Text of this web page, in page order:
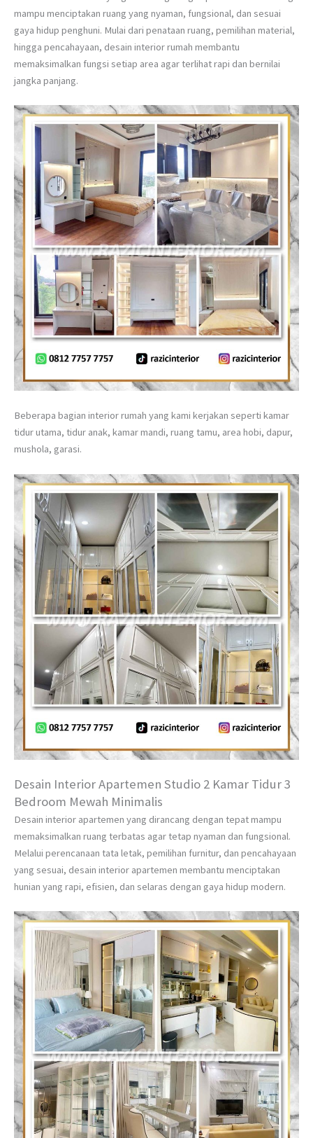
mampu menciptakan ruang yang nyaman, fungsional, dan sesuai
gaya hidup penghuni. Mulai dari penataan ruang, pemilihan material,
hingga pencahayaan, desain interior rumah membantu
memaksimalkan fungsi setiap area agar terlihat rapi dan bernilai
jangka panjang.
Beberapa bagian interior rumah yang kami kerjakan seperti kamar
tidur utama, tidur anak, kamar mandi, ruang tamu, area hobi, dapur,
mushola, garasi.
Desain Interior Apartemen Studio 2 Kamar Tidur 3
Bedroom Mewah Minimalis
Desain interior apartemen yang dirancang dengan tepat mampu
memaksimalkan ruang terbatas agar tetap nyaman dan fungsional.
Melalui perencanaan tata letak, pemilihan furnitur, dan pencahayaan
yang sesuai, desain interior apartemen membantu menciptakan
hunian yang rapi, efisien, dan selaras dengan gaya hidup modern.